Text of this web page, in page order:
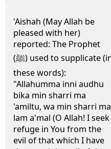
'Aishah (May Allah be
pleased with her)
reported: The Prophet
(ﷺ) used to supplicate (in
these words):
"Allahumma inni audhu
bika min sharri ma
'amiltu, wa min sharri ma
lam a'mal (O Allah! I seek
refuge in You from the
evil of that which I have